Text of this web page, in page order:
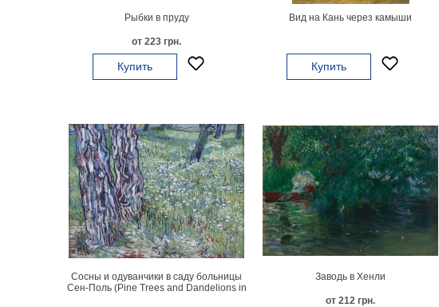
Рыбки в пруду
от 223 грн.
Купить
Вид на Кань через камыши
Купить
Сосны и одуванчики в саду больницы
Сен-Поль (Pine Trees and Dandelions in
Заводь в Хенли
от 212 грн.